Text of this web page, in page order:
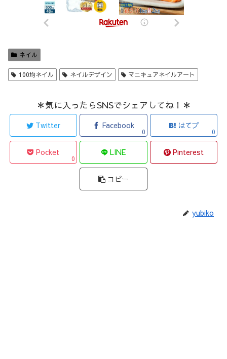
ネイル
100均ネイル ネイルデザイン マニキュアネイルアート
＊気に入ったらSNSでシェアしてね！＊
Twitter Facebook
0
はてブ
0
Pocket
0
LINE Pinterest
コピー
yubiko